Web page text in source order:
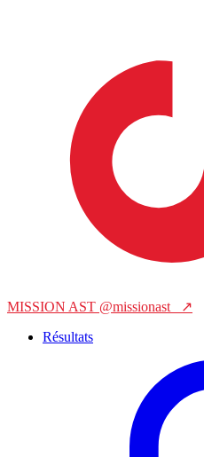
MISSION AST @missionast_
↗
Résultats